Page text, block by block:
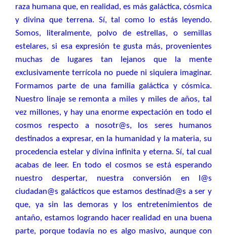
raza humana que, en realidad, es más galáctica, cósmica
y divina que terrena. Sí, tal como lo estás leyendo.
Somos, literalmente, polvo de estrellas, o semillas
estelares, si esa expresión te gusta más, provenientes
muchas de lugares tan lejanos que la mente
exclusivamente terrícola no puede ni siquiera imaginar.
Formamos parte de una familia galáctica y cósmica.
Nuestro linaje se remonta a miles y miles de años, tal
vez millones, y hay una enorme expectación en todo el
cosmos respecto a nosotr@s, los seres humanos
destinados a expresar, en la humanidad y la materia, su
procedencia estelar y divina infinita y eterna. Sí, tal cual
acabas de leer. En todo el cosmos se está esperando
nuestro despertar, nuestra conversión en l@s
ciudadan@s galácticos que estamos destinad@s a ser y
que, ya sin las demoras y los entretenimientos de
antaño, estamos logrando hacer realidad en una buena
parte, porque todavía no es algo masivo, aunque con